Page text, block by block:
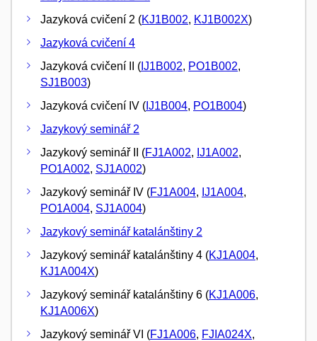
Jazyková cvičení 2 (KJ1B002, KJ1B002X)
Jazyková cvičení 4
Jazyková cvičení II ( IJ1B002, PO1B002,
SJ1B003)
Jazyková cvičení IV ( IJ1B004, PO1B004)
Jazykový seminář 2
Jazykový seminář II (FJ1A002, IJ1A002,
PO1A002, SJ1A002)
Jazykový seminář IV (FJ1A004, IJ1A004,
PO1A004, SJ1A004)
Jazykový seminář katalánštiny 2
Jazykový seminář katalánštiny 4 (KJ1A004,
KJ1A004X)
Jazykový seminář katalánštiny 6 (KJ1A006,
KJ1A006X)
Jazykový seminář VI (FJ1A006, FJIA024X,